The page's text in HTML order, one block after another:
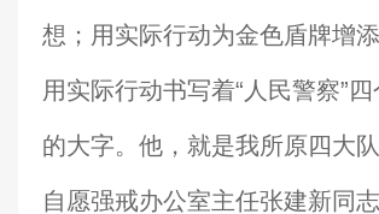
想；用实际行动为金色盾牌增
用实际行动书写着“人民警察”
的大字。他，就是我所原四大
自愿强戒办公室主任张建新同志